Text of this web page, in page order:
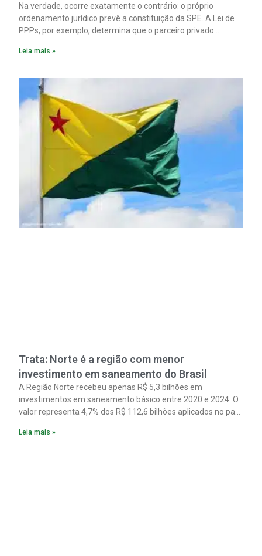
Na verdade, ocorre exatamente o contrário: o próprio
ordenamento jurídico prevê a constituição da SPE. A Lei de
PPPs, por exemplo, determina que o parceiro privado
empreendimento. Ou seja, a suposta “fraude à licitação” é
figura é facultativa e sujeita a uma escolha racional de
projeto a projeto.
Leia mais »
Trata: Norte é a região com menor
investimento em saneamento do Brasil
A Região Norte recebeu apenas R$ 5,3 bilhões em
investimentos em saneamento básico entre 2020 e 2024. O
valor representa 4,7% dos R$ 112,6 bilhões aplicados no país
Brasil em parceria com a GO Associados.
Leia mais »